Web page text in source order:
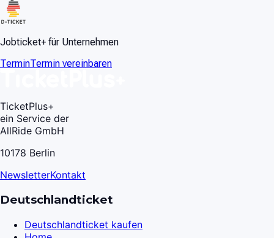
Jobticket+ für Unternehmen
TerminTermin vereinbaren
TicketPlus+
ein Service der
AllRide GmbH
10178 Berlin
NewsletterKontakt
Deutschlandticket
Deutschlandticket kaufen